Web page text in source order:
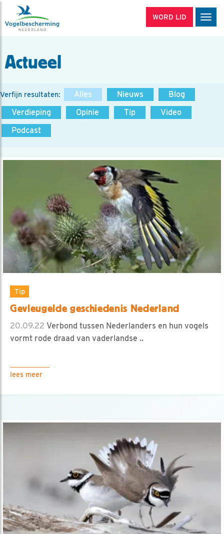
WORD LID
Actueel
Verfijn resultaten: Alles Nieuws
Blog
Verdieping
Opinie Tip
Video
Podcast
Tip
Gevleugelde geschiedenis Nederland
20.09.22 Verbond tussen Nederlanders en hun vogels
vormt rode draad van vaderlandse ..
lees meer